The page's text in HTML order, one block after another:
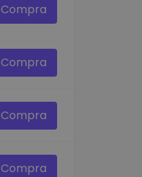
Compra
Compra
Compra
Compra